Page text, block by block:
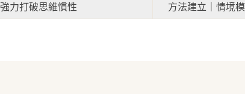
強力打破思維慣性 方法建立｜情境